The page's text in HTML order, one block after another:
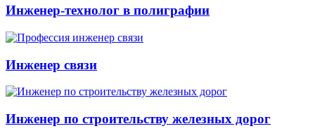
Инженер-технолог в полиграфии
Инженер связи
Инженер по строительству железных дорог